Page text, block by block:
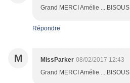
Grand MERCI Amélie ... BISOUS
Répondre
M MissParker 08/02/2017 12:43
Grand MERCI Amélie ... BISOUS